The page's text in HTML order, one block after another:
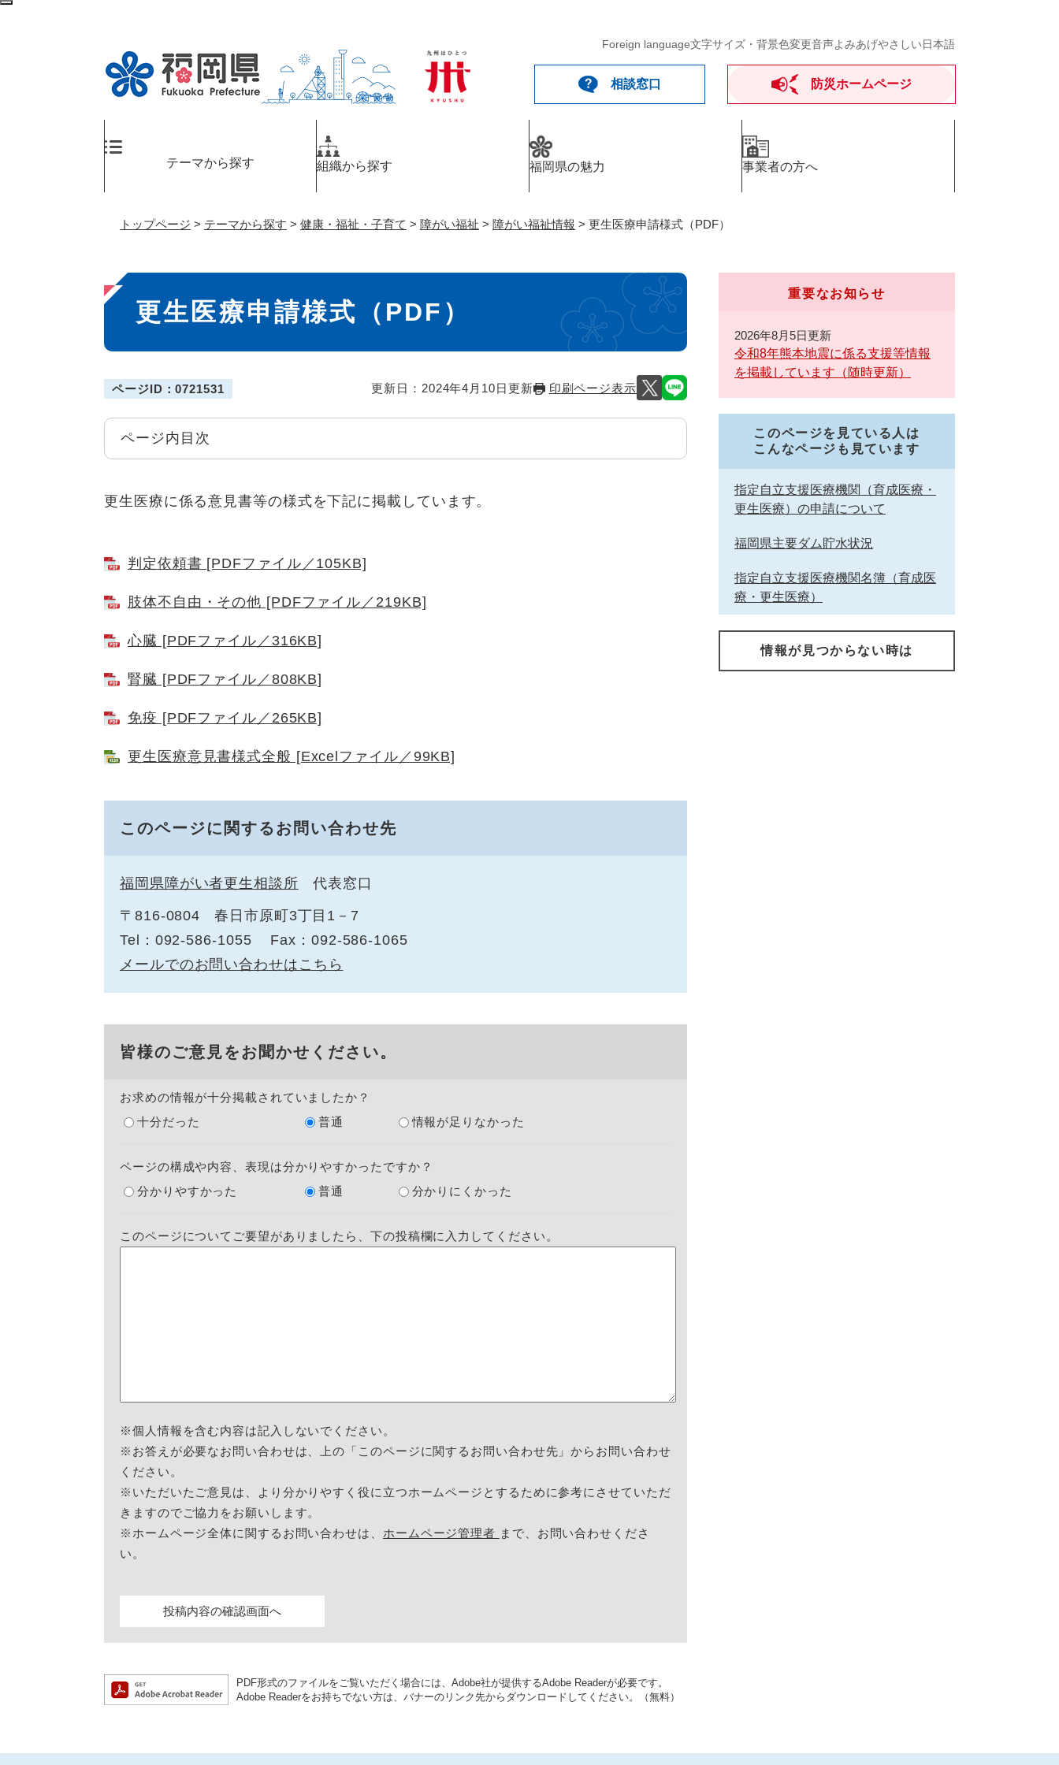
ペ
Foreign language文字サイズ・背景色変更音声よみあげやさしい日本語
相談窓口 防災ホームページ
テーマから探す 組織から探す 福岡県の魅力 事業者の方へ
トップページ > テーマから探す > 健康・福祉・子育て > 障がい福祉 > 障がい福祉情報 > 更生医療申請様式（PDF）
本
文
更生医療申請様式（PDF）
ページID：0721531 更新日：2024年4月10日更新 印刷ページ表示
ページ内目次
更生医療に係る意見書等の様式を下記に掲載しています。
判定依頼書 [PDFファイル／105KB]
肢体不自由・その他 [PDFファイル／219KB]
心臓 [PDFファイル／316KB]
腎臓 [PDFファイル／808KB]
免疫 [PDFファイル／265KB]
更生医療意見書様式全般 [Excelファイル／99KB]
このページに関するお問い合わせ先
福岡県障がい者更生相談所 代表窓口
〒816-0804
春日市原町3丁目1－7
Tel：092-586-1055
Fax：092-586-1065
メールでのお問い合わせはこちら
皆様のご意見をお聞かせください。
お求めの情報が十分掲載されていましたか？
十分だった
普通 情報が足りなかった
ページの構成や内容、表現は分かりやすかったですか？
分かりやすかった
普通 分かりにくかった
このページについてご要望がありましたら、下の投稿欄に入力してください。
※個人情報を含む内容は記入しないでください。
※お答えが必要なお問い合わせは、上の「このページに関するお問い合わせ先」からお問い合わせ
ください。
※いただいたご意見は、より分かりやすく役に立つホームページとするために参考にさせていただ
きますのでご協力をお願いします。
※ホームページ全体に関するお問い合わせは、 ホームページ管理者 まで、お問い合わせくださ
い。
PDF形式のファイルをご覧いただく場合には、Adobe社が提供するAdobe Readerが必要です。
Adobe Readerをお持ちでない方は、バナーのリンク先からダウンロードしてください。（無料）
重要なお知らせ
2026年8月5日更新
令和8年熊本地震に係る支援等情報
を掲載しています（随時更新）
このページを見ている人は
こんなページも見ています
指定自立支援医療機関（育成医療・
更生医療）の申請について
福岡県主要ダム貯水状況
指定自立支援医療機関名簿（育成医
療・更生医療）
情報が見つからない時は